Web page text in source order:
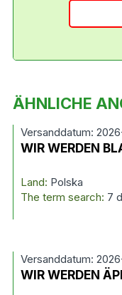
ÄHNLICHE
Versanddatum:
WIR WERDEN
Land: Polska
The term search: 7
Versanddatum:
WIR WERDEN